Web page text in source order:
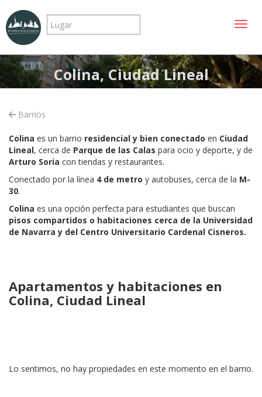
Colina, Ciudad Lineal
Barrios
Colina es un barrio residencial y bien conectado en Ciudad
Lineal, cerca de Parque de las Calas para ocio y deporte, y de
Arturo Soria con tiendas y restaurantes.
Conectado por la línea 4 de metro y autobuses, cerca de la M-
30.
Colina es una opción perfecta para estudiantes que buscan
pisos compartidos o habitaciones cerca de la Universidad
de Navarra y del Centro Universitario Cardenal Cisneros.
Apartamentos y habitaciones en
Colina, Ciudad Lineal
Lo sentimos, no hay propiedades en este momento en el barrio.